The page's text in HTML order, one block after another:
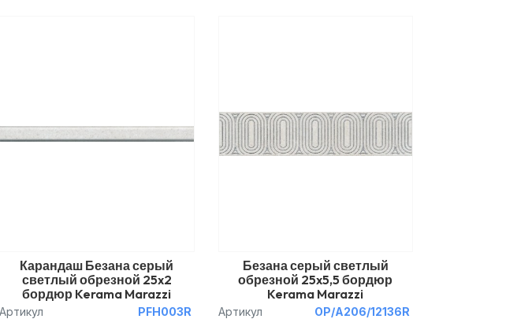
Карандаш Безана серый
светлый обрезной 25x2
бордюр Kerama Marazzi
Артикул
PFH003R
Безана серый светлый
обрезной 25x5,5 бордюр
Kerama Marazzi
Артикул
OP/A206/12136R